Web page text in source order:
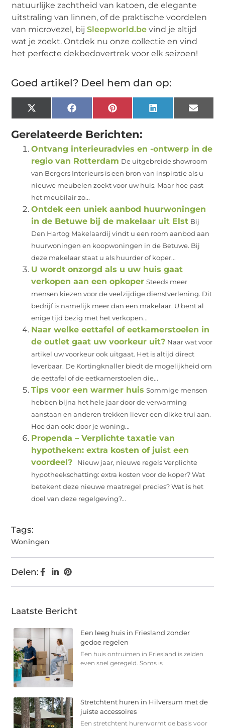
natuurlijke zachtheid van katoen, de elegante
uitstraling van linnen, of de praktische voordelen
van microvezel, bijSleepworld.be vind je altijd
wat je zoekt. Ontdek nu onze collectie en vind
het perfecte dekbedovertrek voor elk seizoen!
Goed artikel? Deel hem dan op:
X
(Twitter)
FacebookPinterest LinkedIn Email
Gerelateerde Berichten:
Ontvang interieuradvies en -ontwerp in de
regio van Rotterdam De uitgebreide showroom
van Bergers Interieurs is een bron van inspiratie als u
nieuwe meubelen zoekt voor uw huis. Maar hoe past
het meubilair zo...
Ontdek een uniek aanbod huurwoningen
in de Betuwe bij de makelaar uit Elst Bij
Den Hartog Makelaardij vindt u een room aanbod aan
huurwoningen en koopwoningen in de Betuwe. Bij
deze makelaar staat u als huurder of koper...
U wordt onzorgd als u uw huis gaat
verkopen aan een opkoper Steeds meer
mensen kiezen voor de veelzijdige dienstverlening. Dit
bedrijf is namelijk meer dan een makelaar. U bent al
enige tijd bezig met het verkopen...
Naar welke eettafel of eetkamerstoelen in
de outlet gaat uw voorkeur uit? Naar wat voor
artikel uw voorkeur ook uitgaat. Het is altijd direct
leverbaar. De Kortingknaller biedt de mogelijkheid om
de eettafel of de eetkamerstoelen die...
Tips voor een warmer huis Sommige mensen
hebben bijna het hele jaar door de verwarming
aanstaan en anderen trekken liever een dikke trui aan.
Hoe dan ook: door je woning...
Propenda – Verplichte taxatie van
hypotheken: extra kosten of juist een
voordeel?
Nieuw jaar, nieuwe regels Verplichte
hypotheekschatting: extra kosten voor de koper? Wat
betekent deze nieuwe maatregel precies? Wat is het
doel van deze regelgeving?...
Tags:
Woningen
Delen:
Laatste Bericht
Een leeg huis in Friesland zonder
gedoe regelen
Een huis ontruimen in Friesland is zelden
even snel geregeld. Soms is
Stretchtent huren in Hilversum met de
juiste accessoires
Een stretchtent hurenvormt de basis voor